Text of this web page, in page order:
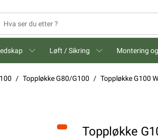
Løft / Sikring Montering
Toppløkke G80/G100 Toppløkke G100
Toppløkke